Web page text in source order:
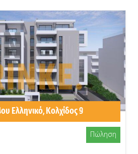
Ελληνικό, Κολχίδος 9
Πώληση